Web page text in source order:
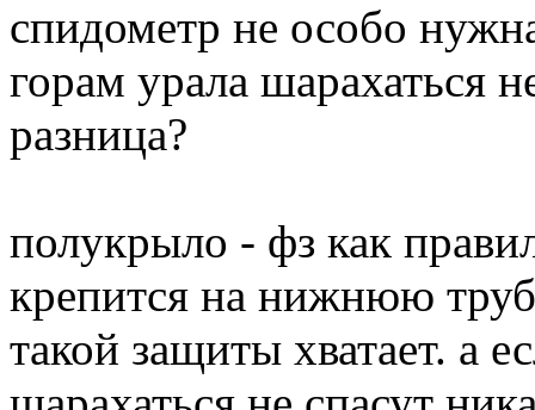
спидометр не особо
горам урала шарахаться
разница?
полукрыло - фз как
крепится на нижнюю
такой защиты хватает. а